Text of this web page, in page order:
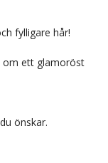
fylligare hår!
om ett glamoröst
önskar.